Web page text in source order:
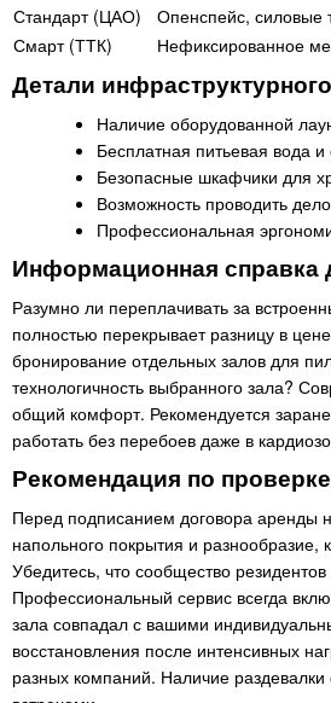
Стандарт (ЦАО)
Опенспейс, силовые
Смарт (ТТК)
Нефиксированное
Детали
Наличие оборудованной
Бесплатная питьевая вода
Безопасные шкафчики для
Возможность проводить
Профессиональная
Информационная справка
Разумно ли переплачивать за
полностью перекрывает разницу в
бронирование отдельных залов для
технологичность выбранного зала?
общий комфорт. Рекомендуется
работать без перебоев даже в
Рекомендация по
Перед подписанием договора аренды
напольного покрытия и
Убедитесь, что сообщество
Профессиональный сервис всегда
зала совпадал с вашими
восстановления после интенсивных
разных компаний. Наличие